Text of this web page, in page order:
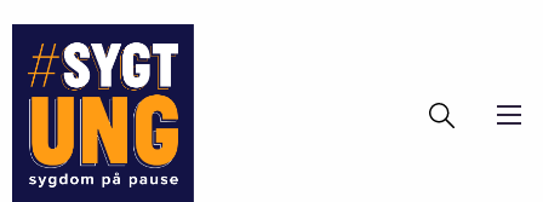
hovedindhold